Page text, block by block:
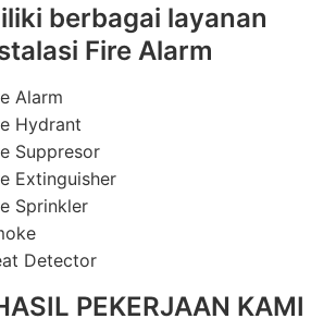
berbagai layanan
Fire Alarm
Alarm
Hydrant
Suppresor
Extinguisher
Sprinkler
Detector
PEKERJAAN KAMI